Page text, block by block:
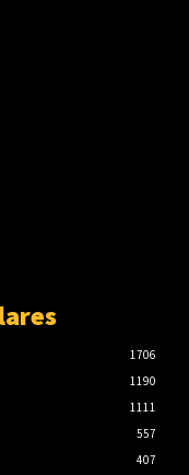
1706
1190
1111
557
407